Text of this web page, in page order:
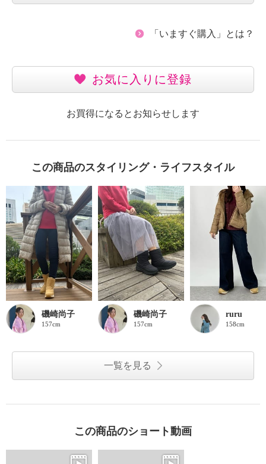
「いますぐ購入」とは？
お気に入りに登録
お買得になるとお知らせします
この商品のスタイリング・ライフスタイル
磯崎尚子
157cm
磯崎尚子
157cm
ruru
158cm
一覧を見る
この商品のショート動画